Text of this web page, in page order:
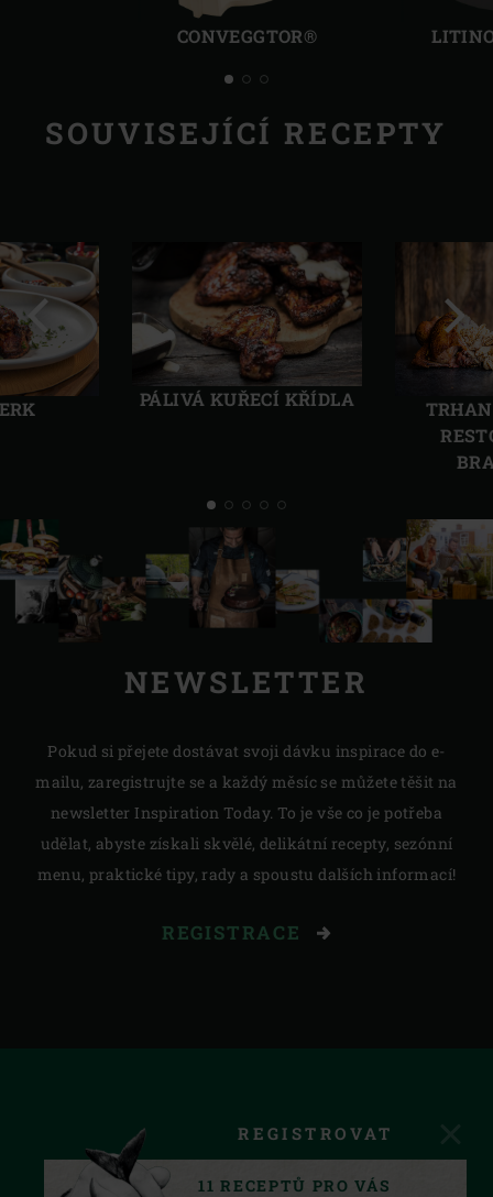
CONVEGGTOR®
SOUVISEJÍCÍ RECEPTY
PÁLIVÁ KUŘECÍ KŘÍDLA
Předchozí Další
NEWSLETTER
Pokud si přejete dostávat svoji dávku inspirace do e-
mailu, zaregistrujte se a každý měsíc se můžete těšit na
newsletter Inspiration Today. To je vše co je potřeba
udělat, abyste získali skvělé, delikátní recepty, sezónní
menu, praktické tipy, rady a spoustu dalších informací!
REGISTRACE
REGISTROVAT
11 RECEPTŮ PRO VÁS